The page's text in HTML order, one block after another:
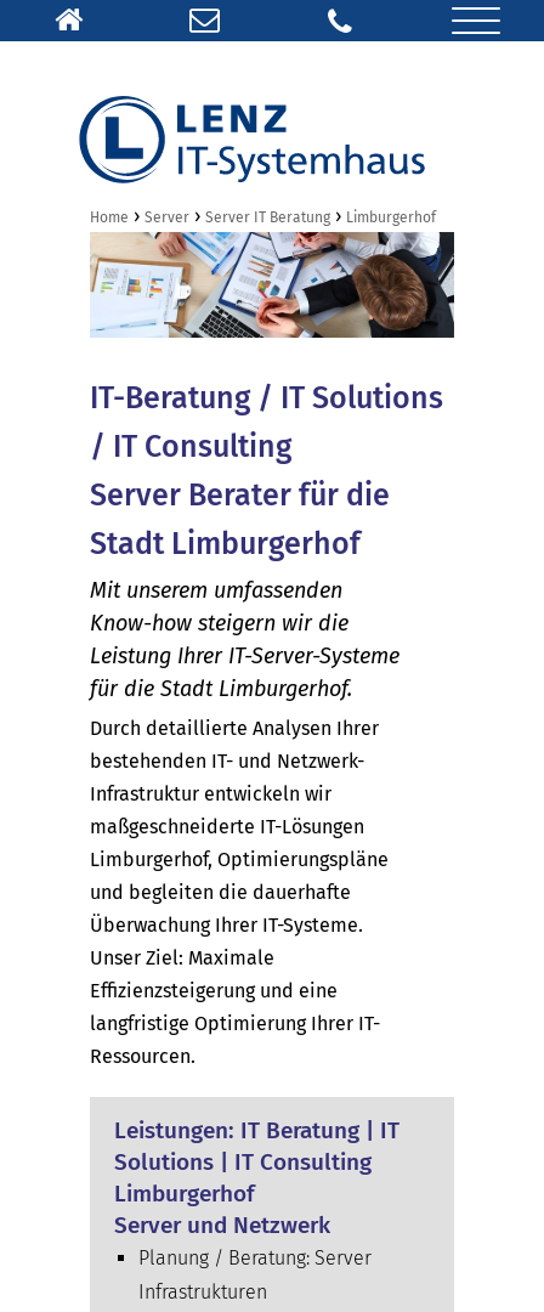
Home › Server › Server IT Beratung › Limburgerhof
IT-Beratung / IT Solutions
/ IT Consulting
Server Berater für die
Stadt Limburgerhof
Mit unserem umfassenden
Know-how steigern wir die
Leistung Ihrer IT-Server-Systeme
für die Stadt Limburgerhof.
Durch detaillierte Analysen Ihrer
bestehenden IT- und Netzwerk-
Infrastruktur entwickeln wir
maßgeschneiderte IT-Lösungen
Limburgerhof, Optimierungspläne
und begleiten die dauerhafte
Überwachung Ihrer IT-Systeme.
Unser Ziel: Maximale
Effizienzsteigerung und eine
langfristige Optimierung Ihrer IT-
Ressourcen.
Leistungen: IT Beratung | IT
Solutions | IT Consulting
Limburgerhof
Server und Netzwerk
Planung / Beratung: Server
Infrastrukturen